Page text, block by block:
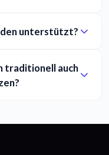
unterstützt?
traditionell auch